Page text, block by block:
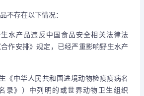
存在以下情况：
产品违反中国食品安全相关法律法
作安排》规定，已经严重影响野生水产
中华人民共和国进境动物检疫疫病名
录》）中列明的或世界动物卫生组织